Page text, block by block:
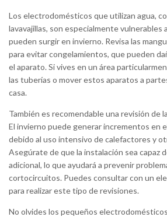
Los electrodomésticos que utilizan agua,
lavavajillas, son especialmente vulnerables
pueden surgir en invierno. Revisa las
para evitar congelamientos, que pueden
el aparato. Si vives en un área
las tuberías o mover estos aparatos a
casa.
También es recomendable una revisión de
El invierno puede generar incrementos en
debido al uso intensivo de calefactores y
Asegúrate de que la instalación sea capaz
adicional, lo que ayudará a prevenir
cortocircuitos. Puedes consultar con un
para realizar este tipo de revisiones.
No olvides los pequeños